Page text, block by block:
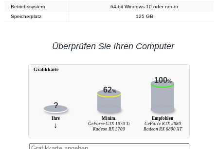
Betriebssystem
64-bit Windows 10 oder neuer
Speicherplatz
125 GB
Überprüfen Sie Ihren Computer
?
62%
100%
Ihre
↓
Minim.
GeForce GTX 1070 Ti
Radeon RX 5700
Empfohlen
GeForce RTX 2080
Radeon RX 6800 XT
Grafikkarte